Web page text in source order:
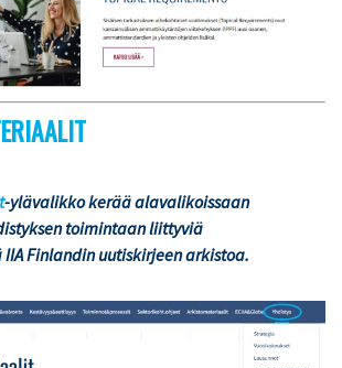
-ylävalikko kerää alavalikoissaan
toimintaan liittyviä
Finlandin uutiskirjeen arkistoa.